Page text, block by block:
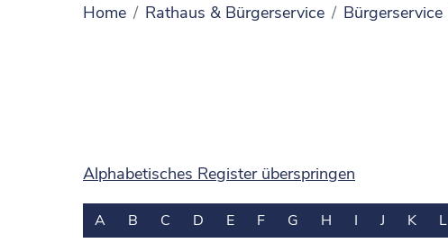
Home Rathaus & Bürgerservice Bürgerservice
Alphabetisches Register überspringen
A B C D E F G H I J K L